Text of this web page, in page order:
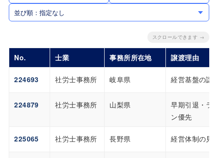
並び順：指定なし
スクロールできます →
No. 士業 事務所所在地 譲渡理由
224693 社労士事務所 岐阜県 経営基盤の譲
224879 社労士事務所 山梨県
早期引退・ラ
ン優先
225065 社労士事務所 長野県 経営体制の見